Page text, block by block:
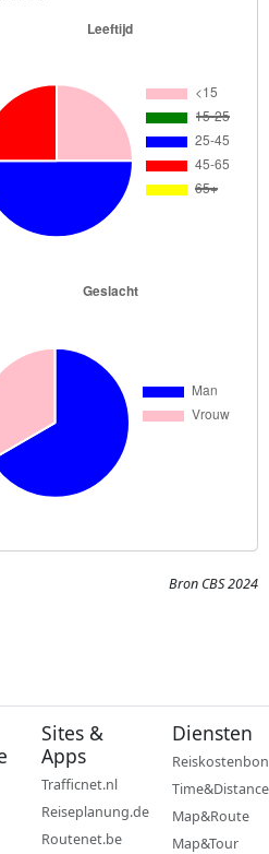
Bron CBS 2024
Sites &
Apps
Trafficnet.nl
Reiseplanung.de
Routenet.be
Diensten
Reiskostenbon
Time&Distance
Map&Route
Map&Tour